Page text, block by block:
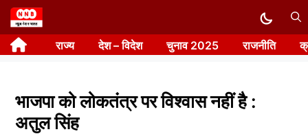
Skip
to
content राज्य देश – विदेश चुनाव 2025 राजनीति
भाजपा को लोकतंत्र पर विश्वास नहीं है :
अतुल सिंह